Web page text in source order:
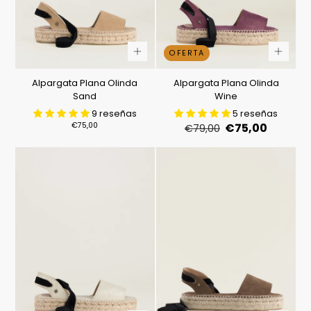
Alpargata Plana Olinda
Sand
9 reseñas
Precio
€75,00
OFERTA
Alpargata Plana Olinda
Wine
5 reseñas
Precio
regular
€79,00 Precio
venta
€75,00